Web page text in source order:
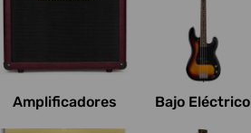
s
:
Amplificadores Bajo Eléctrico